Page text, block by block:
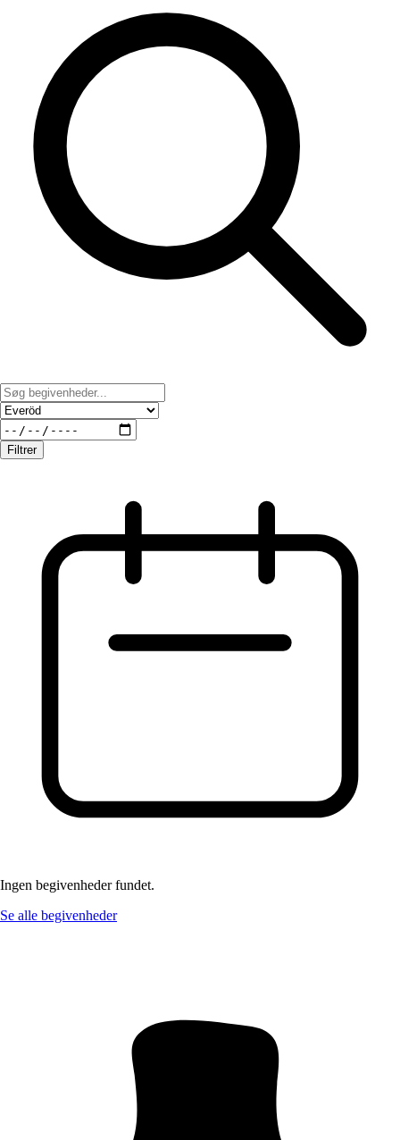
Filtrer
Ingen begivenheder fundet.
Se alle begivenheder